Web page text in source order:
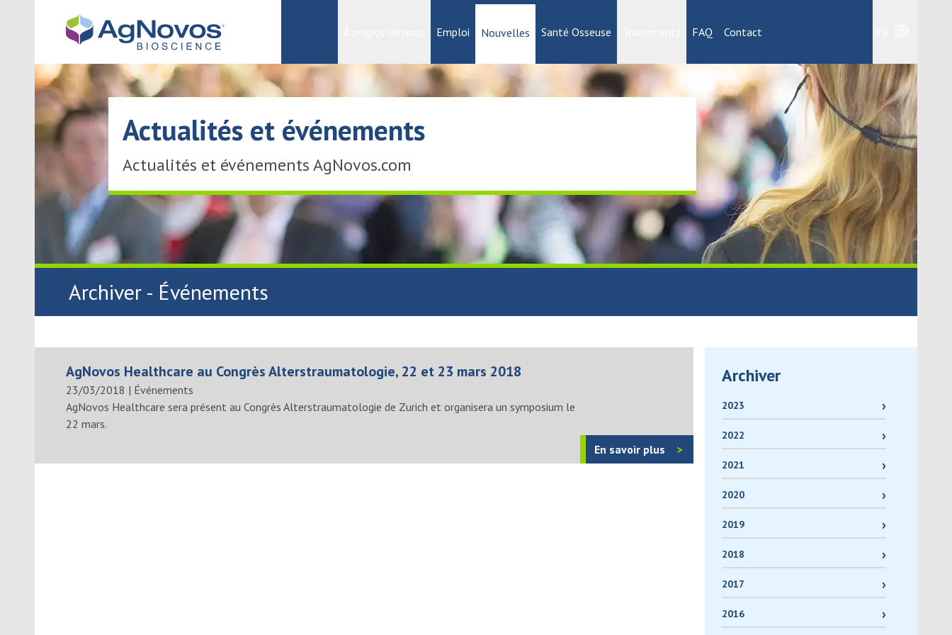
Emploi Nouvelles Santé Osseuse FAQ Contact
Actualités et événements
Actualités et événements AgNovos.com
Archiver - Événements
AgNovos Healthcare au Congrès Alterstraumatologie, 22 et 23 mars 2018
23/03/2018 | Événements
AgNovos Healthcare sera présent au Congrès Alterstraumatologie de Zurich et organisera un symposium le
22 mars.
En savoir plus
Archiver
2023
2022
2021
2020
2019
2018
2017
2016